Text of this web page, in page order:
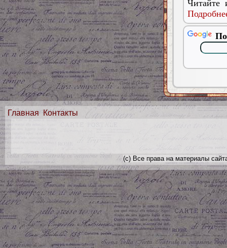
Читайте
Главная Контакты
(с) Все права на материалы